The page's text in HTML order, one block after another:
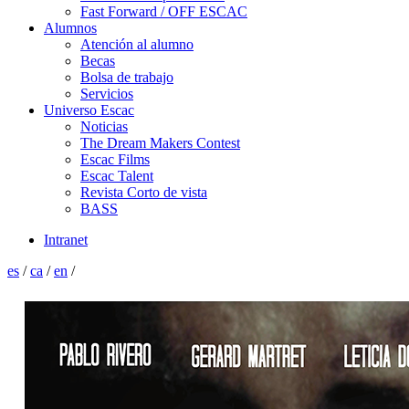
Fast Forward / OFF ESCAC
Alumnos
Atención al alumno
Becas
Bolsa de trabajo
Servicios
Universo Escac
Noticias
The Dream Makers Contest
Escac Films
Escac Talent
Revista Corto de vista
BASS
Intranet
es /ca /en /